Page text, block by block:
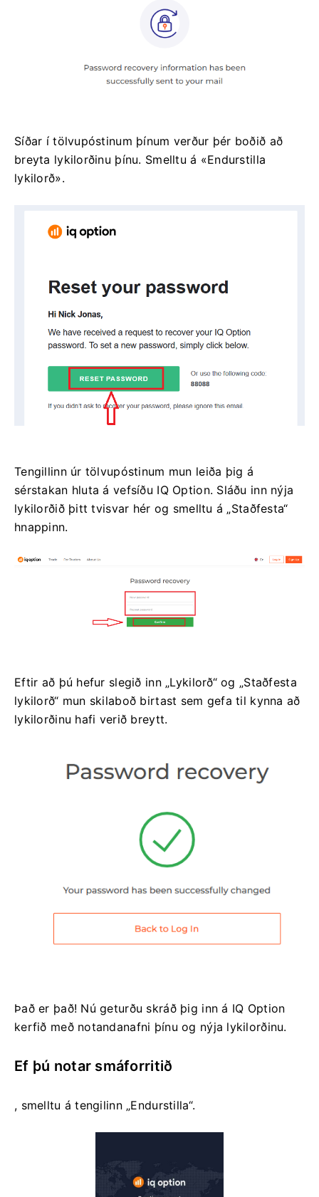
Síðar í tölvupóstinum þínum verður þér boðið að
breyta lykilorðinu þínu. Smelltu á «Endurstilla
lykilorð».
Tengillinn úr tölvupóstinum mun leiða þig á
sérstakan hluta á vefsíðu IQ Option. Sláðu inn nýja
lykilorðið þitt tvisvar hér og smelltu á „Staðfesta“
hnappinn.
Eftir að þú hefur slegið inn „Lykilorð“ og „Staðfesta
lykilorð“ mun skilaboð birtast sem gefa til kynna að
lykilorðinu hafi verið breytt.
Það er það! Nú geturðu skráð þig inn á IQ Option
kerfið með notandanafni þínu og nýja lykilorðinu.
Ef þú notar smáforritið
, smelltu á tengilinn „Endurstilla“.